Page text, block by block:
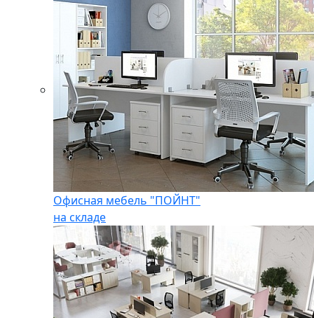
Офисная мебель "ПОЙНТ"
на складе